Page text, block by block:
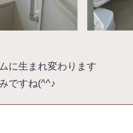
に生まれ変わります
ですね(^^♪